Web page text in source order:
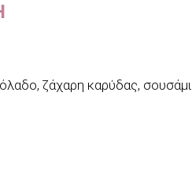
ζάχαρη καρύδας, σουσάμι